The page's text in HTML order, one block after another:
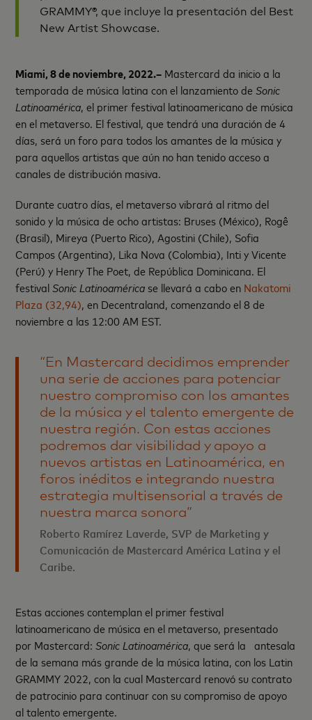
GRAMMY®, que incluye la presentación del Best
New Artist Showcase.
Miami, 8 de noviembre, 2022.– Mastercard da inicio a la
temporada de música latina con el lanzamiento deSonic
Latinoamérica, el primer festival latinoamericano de música
en el metaverso. El festival, que tendrá una duración de 4
días, será un foro para todos los amantes de la música y
para aquellos artistas que aún no han tenido acceso a
canales de distribución masiva.
Durante cuatro días, el metaverso vibrará al ritmo del
sonido y la música de ocho artistas: Bruses (México), Rogê
(Brasil), Mireya (Puerto Rico), Agostini (Chile), Sofia
Campos (Argentina), Lika Nova (Colombia), Inti y Vicente
(Perú) y Henry The Poet, de República Dominicana. El
festivalSonic Latinoamérica se llevará a cabo en Nakatomi
Plaza (32,94), en Decentraland, comenzando el 8 de
noviembre a las 12:00 AM EST.
“En Mastercard decidimos emprender
una serie de acciones para potenciar
nuestro compromiso con los amantes
de la música y el talento emergente de
nuestra región. Con estas acciones
podremos dar visibilidad y apoyo a
nuevos artistas en Latinoamérica, en
foros inéditos e integrando nuestra
estrategia multisensorial a través de
nuestra marca sonora”
Roberto Ramírez Laverde, SVP de Marketing y
Comunicación de Mastercard América Latina y el
Caribe.
Estas acciones contemplan el primer festival
latinoamericano de música en el metaverso, presentado
por Mastercard:Sonic Latinoamérica, que será la antesala
de la semana más grande de la música latina, con los Latin
GRAMMY 2022, con la cual Mastercard renovó su contrato
de patrocinio para continuar con su compromiso de apoyo
al talento emergente.